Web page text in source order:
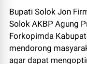
Bupati Solok Jon
Solok AKBP Agung
Forkopimda
mendorong
agar dapat